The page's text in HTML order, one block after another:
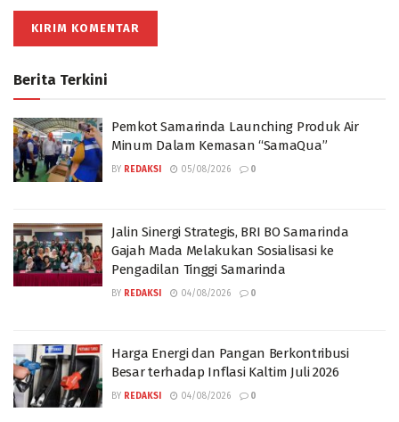
Berita Terkini
Pemkot Samarinda Launching Produk Air
Minum Dalam Kemasan “SamaQua”
BY REDAKSI 05/08/2026 0
Jalin Sinergi Strategis, BRI BO Samarinda
Gajah Mada Melakukan Sosialisasi ke
Pengadilan Tinggi Samarinda
BY REDAKSI 04/08/2026 0
Harga Energi dan Pangan Berkontribusi
Besar terhadap Inflasi Kaltim Juli 2026
BY REDAKSI 04/08/2026 0